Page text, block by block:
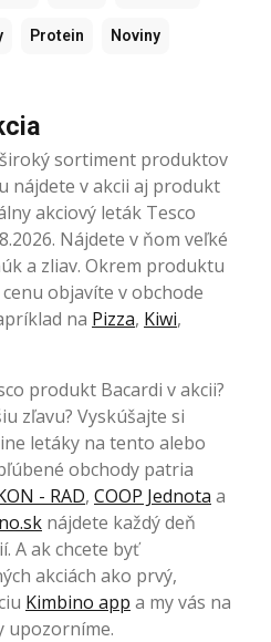
Protein Noviny
sortiment produktov
nájdete v akcii aj produkt
akciový leták Tesco
Nájdete v ňom veľké
a zliav. Okrem produktu
objavíte v obchode
na Pizza, Kiwi,
produkt Bacardi v akcii?
zľavu? Vyskúšajte si
letáky na tento alebo
obchody patria
- RAD, COOP Jednota a
nájdete každý deň
A ak chcete byť
akciách ako prvý,
Kimbino app a my vás na
upozorníme.